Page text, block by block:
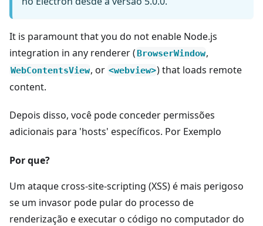
It is paramount that you do not enable Node.js
integration in any renderer ( BrowserWindow,
WebContentsView, or <webview>) that loads remote
content.
Depois disso, você pode conceder permissões
adicionais para 'hosts' específicos. Por Exemplo
Por que?
Um ataque cross-site-scripting (XSS) é mais perigoso
se um invasor pode pular do processo de
renderização e executar o código no computador do